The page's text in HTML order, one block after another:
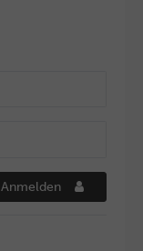
Anmelden